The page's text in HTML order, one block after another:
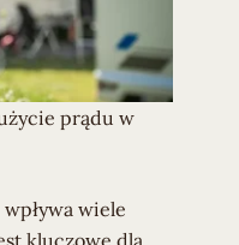
prądu w
wiele